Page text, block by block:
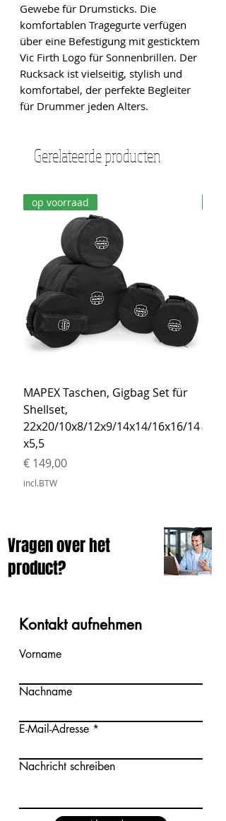
Gewebe für Drumsticks. Die
komfortablen Tragegurte verfügen
über eine Befestigung mit gesticktem
Vic Firth Logo für Sonnenbrillen. Der
Rucksack ist vielseitig, stylish und
komfortabel, der perfekte Begleiter
für Drummer jeden Alters.
Gerelateerde producten
op voorraad
MAPEX Taschen, Gigbag Set für
Shellset,
22x20/10x8/12x9/14x14/16x16/14
x5,5
Prijs
€ 149,00
incl.BTW
Prijs
€
Vragen over het
product?
Kontakt aufnehmen
Vorname
Nachname
E-Mail-Adresse
Nachricht schreiben